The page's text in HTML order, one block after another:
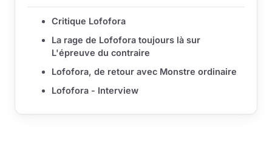
Critique Lofofora
La rage de Lofofora toujours là sur
L'épreuve du contraire
Lofofora, de retour avec Monstre ordinaire
Lofofora - Interview